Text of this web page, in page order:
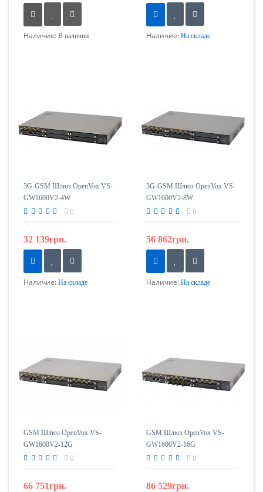
Наличие: В наличии Наличие: На складе
3G-GSM Шлюз OpenVox VS-
GW1600V2-4W
0
32 139грн.
Наличие: На складе
3G-GSM Шлюз OpenVox VS-
GW1600V2-8W
0
56 862грн.
Наличие: На складе
GSM Шлюз OpenVox VS-
GW1600V2-12G
0
66 751грн.
GSM Шлюз OpenVox VS-
GW1600V2-16G
0
86 529грн.